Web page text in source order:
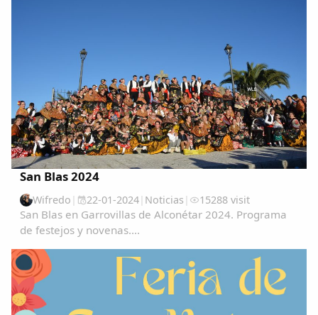
San Blas 2024
Wifredo | 22-01-2024| Noticias | 15288 visit
San Blas en Garrovillas de Alconétar 2024. Programa
de festejos y novenas....
Copiar enlace